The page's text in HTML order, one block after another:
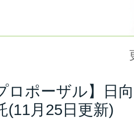
ロポーザル】日
(11月25日更新)